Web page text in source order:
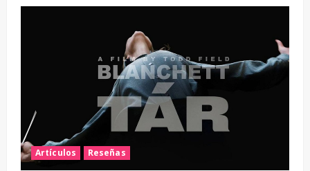
Artículos Reseñas